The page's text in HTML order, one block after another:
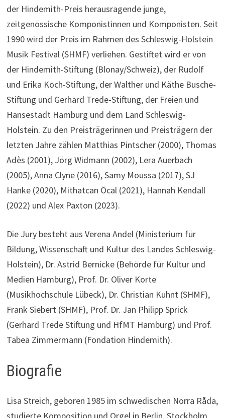
der Hindemith-Preis herausragende junge,
zeitgenössische Komponistinnen und Komponisten. Seit
1990 wird der Preis im Rahmen des Schleswig-Holstein
Musik Festival (SHMF) verliehen. Gestiftet wird er von
der Hindemith-Stiftung (Blonay/Schweiz), der Rudolf
und Erika Koch-Stiftung, der Walther und Käthe Busche-
Stiftung und Gerhard Trede-Stiftung, der Freien und
Hansestadt Hamburg und dem Land Schleswig-
Holstein. Zu den Preisträgerinnen und Preisträgern der
letzten Jahre zählen Matthias Pintscher (2000), Thomas
Adès (2001), Jörg Widmann (2002), Lera Auerbach
(2005), Anna Clyne (2016), Samy Moussa (2017), SJ
Hanke (2020), Mithatcan Öcal (2021), Hannah Kendall
(2022) und Alex Paxton (2023).
Die Jury besteht aus Verena Andel (Ministerium für
Bildung, Wissenschaft und Kultur des Landes Schleswig-
Holstein), Dr. Astrid Bernicke (Behörde für Kultur und
Medien Hamburg), Prof. Dr. Oliver Korte
(Musikhochschule Lübeck), Dr. Christian Kuhnt (SHMF),
Frank Siebert (SHMF), Prof. Dr. Jan Philipp Sprick
(Gerhard Trede Stiftung und HfMT Hamburg) und Prof.
Tabea Zimmermann (Fondation Hindemith).
Biografie
Lisa Streich, geboren 1985 im schwedischen Norra Råda,